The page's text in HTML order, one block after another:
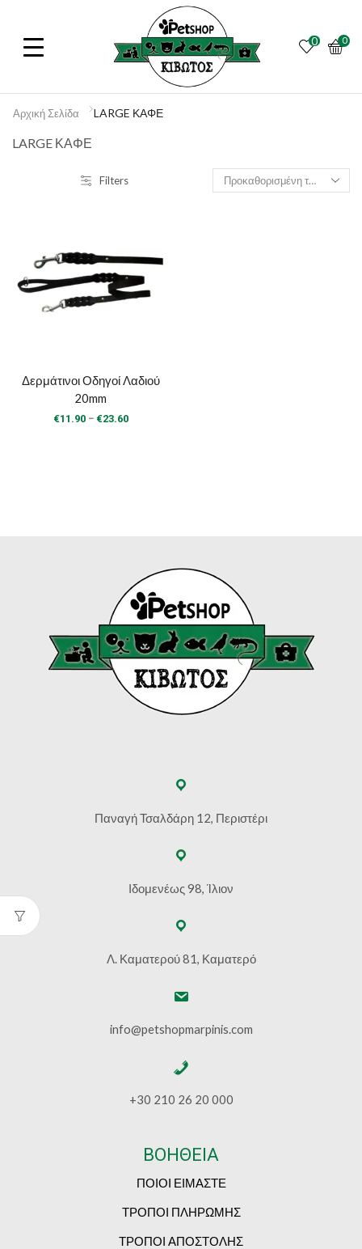
0 0
Αρχική Σελίδα LARGE ΚΑΦΕ
LARGE ΚΑΦΕ
Filters
Δερμάτινοι Οδηγοί Λαδιού
20mm
€11.90 – €23.60Price
Παναγή Τσαλδάρη 12, Περιστέρι
Ιδομενέως 98, Ίλιον
Λ. Καματερού 81, Καματερό
info@petshopmarpinis.com
+30 210 26 20 000
ΒΟΗΘΕΙΑ
ΠΟΙΟΙ ΕΙΜΑΣΤΕ
ΤΡΟΠΟΙ ΠΛΗΡΩΜΗΣ
ΤΡΟΠΟΙ ΑΠΟΣΤΟΛΗΣ